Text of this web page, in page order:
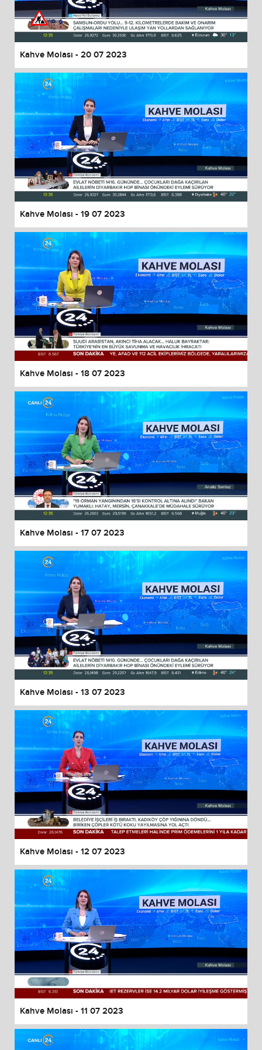
End of dialog window.
Kahve Molası - 20 07 2023
Kahve Molası - 19 07 2023
Kahve Molası - 18 07 2023
Kahve Molası - 17 07 2023
Kahve Molası - 13 07 2023
Kahve Molası - 12 07 2023
Kahve Molası - 11 07 2023